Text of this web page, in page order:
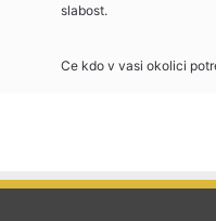
slabost.
Ce kdo v vasi okolici